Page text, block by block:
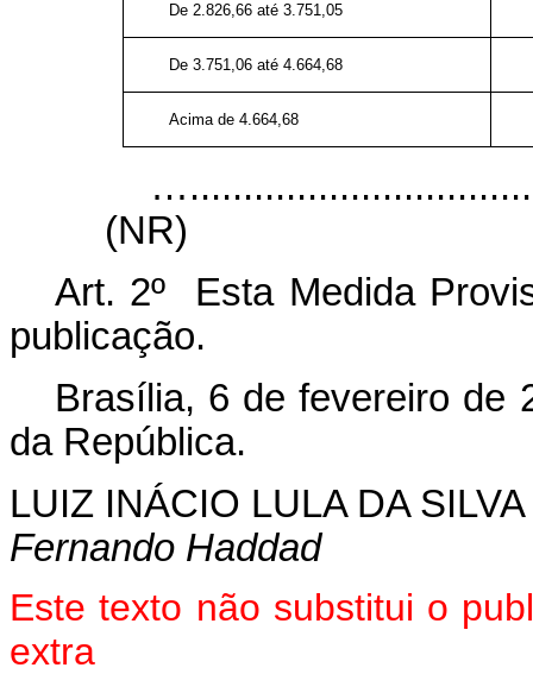
De 2.826,66 até 3.751,05
De 3.751,06 até 4.664,68
Acima de 4.664,68
(NR)
Art. 2º Esta Medida
publicação.
Brasília, 6 de fevereiro de
da República.
LUIZ INÁCIO LULA DA SILVA
Fernando Haddad
Este texto não substitui o
extra